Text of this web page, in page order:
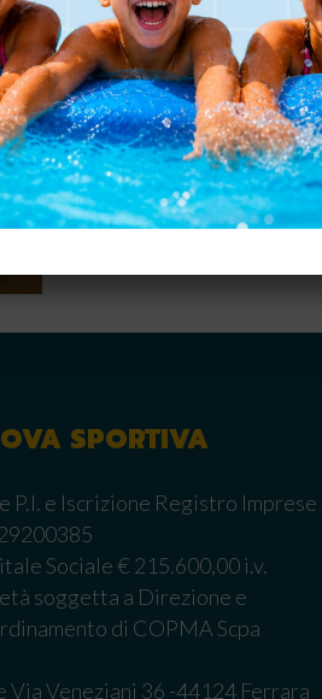
SPORTIVA
P.I. e Iscrizione Registro Imprese
Sociale € 215.600,00 i.v.
soggetta a Direzione e
di COPMA Scpa
Via Veneziani 36 -44124 Ferrara